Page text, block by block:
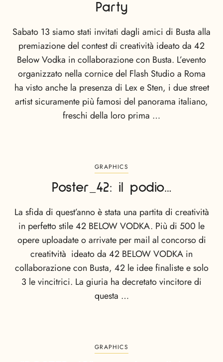
Party
Sabato 13 siamo stati invitati dagli amici di Busta alla
premiazione del contest di creatività ideato da 42
Below Vodka in collaborazione con Busta. L’evento
organizzato nella cornice del Flash Studio a Roma
ha visto anche la presenza di Lex e Sten, i due street
artist sicuramente più famosi del panorama italiano,
freschi della loro prima …
GRAPHICS
Poster_42: il podio…
La sfida di quest’anno è stata una partita di creatività
in perfetto stile 42 BELOW VODKA. Più di 500 le
opere uploadate o arrivate per mail al concorso di
creatitvità ideato da 42 BELOW VODKA in
collaborazione con Busta, 42 le idee finaliste e solo
3 le vincitrici. La giuria ha decretato vincitore di
questa …
GRAPHICS